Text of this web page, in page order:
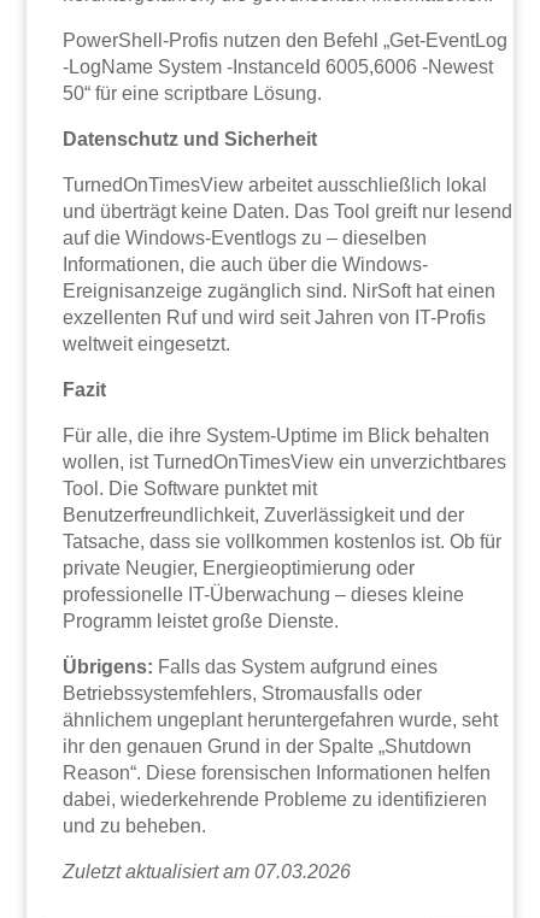
PowerShell-Profis nutzen den Befehl „Get-EventLog
-LogName System -InstanceId 6005,6006 -Newest
50“ für eine scriptbare Lösung.
Datenschutz und Sicherheit
TurnedOnTimesView arbeitet ausschließlich lokal
und überträgt keine Daten. Das Tool greift nur lesend
auf die Windows-Eventlogs zu – dieselben
Informationen, die auch über die Windows-
Ereignisanzeige zugänglich sind. NirSoft hat einen
exzellenten Ruf und wird seit Jahren von IT-Profis
weltweit eingesetzt.
Fazit
Für alle, die ihre System-Uptime im Blick behalten
wollen, ist TurnedOnTimesView ein unverzichtbares
Tool. Die Software punktet mit
Benutzerfreundlichkeit, Zuverlässigkeit und der
Tatsache, dass sie vollkommen kostenlos ist. Ob für
private Neugier, Energieoptimierung oder
professionelle IT-Überwachung – dieses kleine
Programm leistet große Dienste.
Übrigens: Falls das System aufgrund eines
Betriebssystemfehlers, Stromausfalls oder
ähnlichem ungeplant heruntergefahren wurde, seht
ihr den genauen Grund in der Spalte „Shutdown
Reason“. Diese forensischen Informationen helfen
dabei, wiederkehrende Probleme zu identifizieren
und zu beheben.
Zuletzt aktualisiert am 07.03.2026